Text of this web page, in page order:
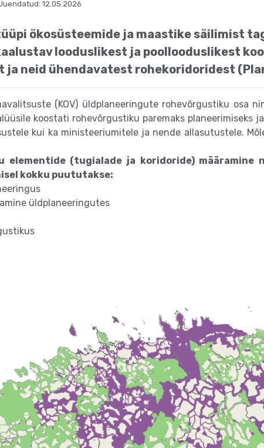
12.05.2026
ökosüsteemide ja maastike säilimist
looduslikest ja poollooduslikest
ja neid ühendavatest rohekoridoridest
(KOV) üldplaneeringute rohevõrgustiku osa
koostati rohevõrgustiku paremaks planeerimiseks
kui ka ministeeriumitele ja nende allasutustele.
elementide (tugialade ja koridoride) määramine
kokku puututakse:
üldplaneeringutes